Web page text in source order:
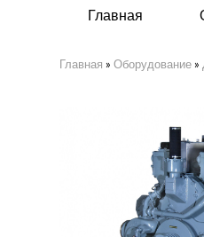
Главная
- Индустриального
- Судовые
Mitsubishi
Главная » Оборудование »